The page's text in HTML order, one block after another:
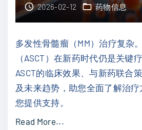
与
临
床
试
验
进
展
：
纤
维
增
生
黑
2026-02-12 药物信息
多发性骨髓瘤（MM）治疗复杂
（ASCT）在新药时代仍是关键
ASCT的临床效果、与新药联合
及未来趋势，助您全面了解治疗
您提供支持。
Read More..."